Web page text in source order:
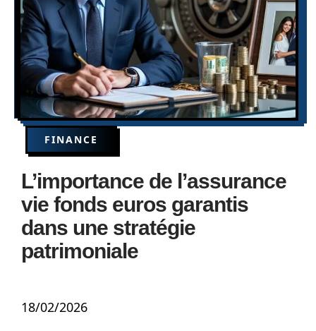
FINANCE
L’importance de l’assurance
vie fonds euros garantis
dans une stratégie
patrimoniale
18/02/2026